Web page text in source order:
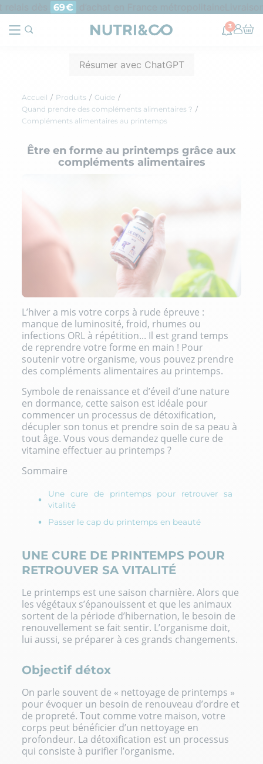
69€ d’achat en France métropolitaine
3
Résumer avec ChatGPT
Accueil Produits
Guide
Quand prendre des compléments alimentaires ?
Compléments alimentaires au printemps
Être en forme au printemps grâce aux
compléments alimentaires
L’hiver a mis votre corps à rude épreuve :
manque de luminosité, froid, rhumes ou
infections ORL à répétition... Il est grand temps
de reprendre votre forme en main ! Pour
soutenir votre organisme, vous pouvez prendre
des compléments alimentaires au printemps.
Symbole de renaissance et d’éveil d’une nature
en dormance, cette saison est idéale pour
commencer un processus de détoxification,
décupler son tonus et prendre soin de sa peau à
tout âge. Vous vous demandez quelle cure de
vitamine effectuer au printemps ?
Sommaire
Une cure de printemps pour retrouver sa
vitalité
Passer le cap du printemps en beauté
UNE CURE DE PRINTEMPS POUR
RETROUVER SA VITALITÉ
Le printemps est une saison charnière. Alors que
les végétaux s’épanouissent et que les animaux
sortent de la période d’hibernation, le besoin de
renouvellement se fait sentir. L’organisme doit,
lui aussi, se préparer à ces grands changements.
Objectif détox
On parle souvent de « nettoyage de printemps »
pour évoquer un besoin de renouveau d’ordre et
de propreté. Tout comme votre maison, votre
corps peut bénéficier d’un nettoyage en
profondeur. La détoxification est un processus
qui consiste à purifier l’organisme.